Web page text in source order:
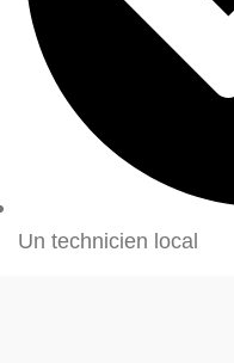
Un technicien local